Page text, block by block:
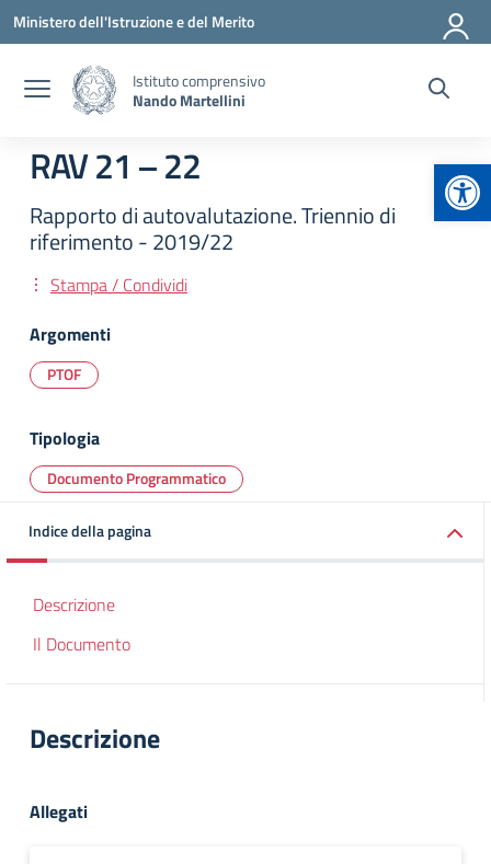
Vai ai contenuti
Vai al menu di navigazione
Vai al footer
Ministero dell'Istruzione e del Merito
Istituto comprensivo
Nando Martellini
RAV 21 – 22
Rapporto di autovalutazione. Triennio di
riferimento - 2019/22
Stampa / Condividi
Argomenti
PTOF
Tipologia
Documento Programmatico
Indice della pagina
Descrizione
Il Documento
Descrizione
Allegati